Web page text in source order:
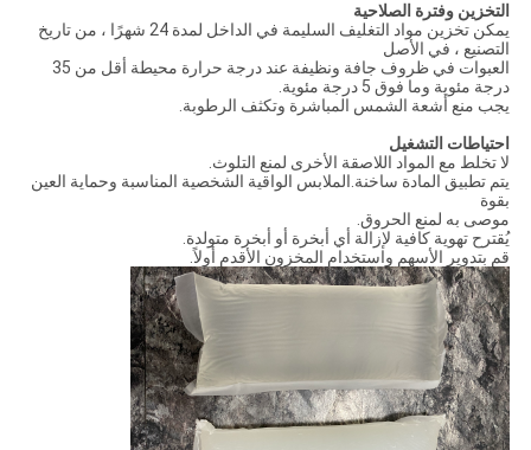
التخزين وفترة الصلاحية
يمكن تخزين مواد التغليف السليمة في الداخل لمدة 24 شهرًا ، من تاريخ
التصنيع ، في الأصل
العبوات في ظروف جافة ونظيفة عند درجة حرارة محيطة أقل من 35
درجة مئوية وما فوق 5 درجة مئوية.
يجب منع أشعة الشمس المباشرة وتكثف الرطوبة.
احتياطات التشغيل
لا تخلط مع المواد اللاصقة الأخرى لمنع التلوث.
يتم تطبيق المادة ساخنة.الملابس الواقية الشخصية المناسبة وحماية العين
بقوة
موصى به لمنع الحروق.
يُقترح تهوية كافية لإزالة أي أبخرة أو أبخرة متولدة.
قم بتدوير الأسهم واستخدام المخزون الأقدم أولاً.